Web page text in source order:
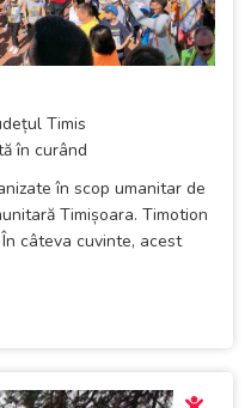
Timis
în curând
în scop umanitar de
Timișoara. Timotion
câteva cuvinte, acest